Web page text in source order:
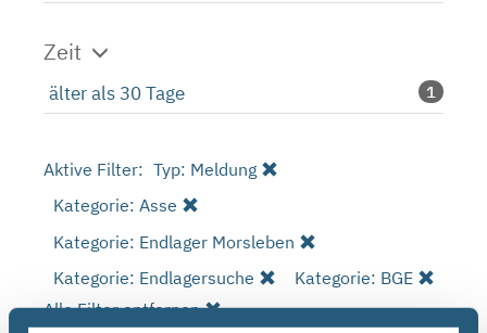
Zeit
älter als 30 Tage 1
Aktive Filter: Typ: Meldung
Kategorie: Asse
Kategorie: Endlager Morsleben
Kategorie: Endlagersuche
Kategorie: BGE
Alle Filter entfernen